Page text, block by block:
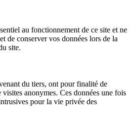
au fonctionnement de ce site et ne
de conserver vos données lors de la
site.
du tiers, ont pour finalité de
anonymes. Ces données une fois
pour la vie privée des